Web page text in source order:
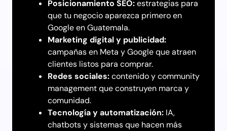
Posicionamiento SEO:estrategias para
que tu negocio aparezca primero en
Google en Guatemala.
Marketing digital y publicidad:
campañas en Meta y Google que atraen
clientes listos para comprar.
Redes sociales:contenido y community
management que construyen marca y
comunidad.
Tecnología y automatización: IA,
chatbots y sistemas que hacen más